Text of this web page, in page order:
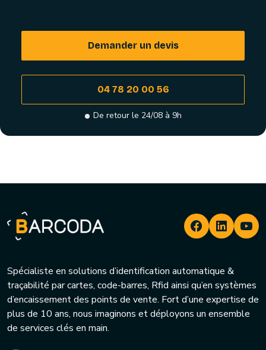
Demander un devis
04 78 20 00 56
De retour le 24/08 à 9h
Spécialiste en solutions d’identification automatique &
traçabilité par cartes, code-barres, Rfid ainsi qu’en systèmes
d’encaissement des points de vente. Fort d’une expertise de
plus de 10 ans, nous imaginons et déployons un ensemble
de services clés en main.